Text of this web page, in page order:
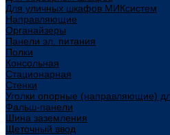
Для уличных шкафов МИКсистем
Направляющие
Органайзеры
Панели эл. питания
Полки
Консольная
Стационарная
Стенки
Уголки опорные (направляющие)
Фальш-панели
Шина заземления
Щеточный ввод